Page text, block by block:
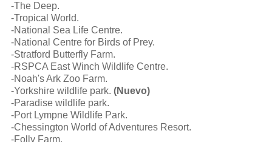
-The Deep.
-Tropical World.
-National Sea Life Centre.
-National Centre for Birds of Prey.
-Stratford Butterfly Farm.
-RSPCA East Winch Wildlife Centre.
-Noah's Ark Zoo Farm.
-Yorkshire wildlife park. (Nuevo)
-Paradise wildlife park.
-Port Lympne Wildlife Park.
-Chessington World of Adventures Resort.
-Folly Farm.